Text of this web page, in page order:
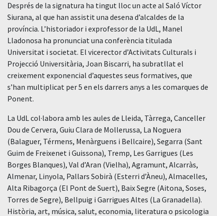
Després de la signatura ha tingut lloc un acte al Saló Víctor
Siurana, al que han assistit una desena d’alcaldes de la
província. L’historiador i exprofessor de la UdL, Manel
Lladonosa ha pronunciat una conferència titulada
Universitat i societat. El vicerector d’Activitats Culturals i
Projecció Universitària, Joan Biscarri, ha subratllat el
creixement exponencial d’aquestes seus formatives, que
s’han multiplicat per 5 en els darrers anys a les comarques de
Ponent.
La UdL col·labora amb les aules de Lleida, Tàrrega, Canceller
Dou de Cervera, Guiu Clara de Mollerussa, La Noguera
(Balaguer, Térmens, Menàrguens i Bellcaire), Segarra (Sant
Guim de Freixenet i Guissona), Tremp, Les Garrigues (Les
Borges Blanques), Val d’Aran (Vielha), Agramunt, Alcarràs,
Almenar, Linyola, Pallars Sobirà (Esterri d’Àneu), Almacelles,
Alta Ribagorça (El Pont de Suert), Baix Segre (Aitona, Soses,
Torres de Segre), Bellpuig i Garrigues Altes (La Granadella).
Història, art, música, salut, economia, literatura o psicologia